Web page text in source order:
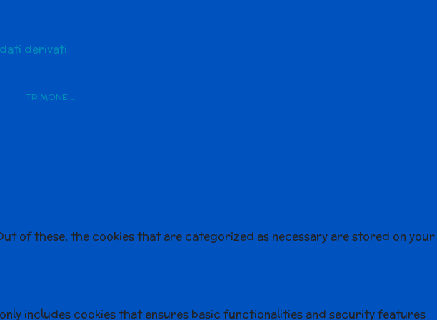
derivati
TRIMONE
of these, the cookies that are categorized as necessary are stored on your
includes cookies that ensures basic functionalities and security features